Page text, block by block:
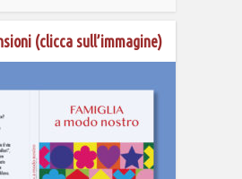
(clicca sull’immagine)